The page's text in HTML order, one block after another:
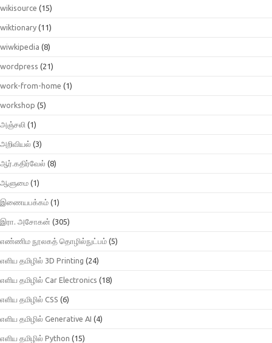
wikisource (15)
wiktionary (11)
wiwkipedia (8)
wordpress (21)
work-from-home (1)
workshop (5)
அஞ்சலி (1)
அறிவியல் (3)
ஆர்.கதிர்வேல் (8)
ஆளுமை (1)
இணையபக்கம் (1)
இரா. அசோகன் (305)
எண்ணிம நூலகத் தொழில்நுட்பம் (5)
எளிய தமிழில் 3D Printing (24)
எளிய தமிழில் Car Electronics (18)
எளிய தமிழில் CSS (6)
எளிய தமிழில் Generative AI (4)
எளிய தமிழில் Python (15)